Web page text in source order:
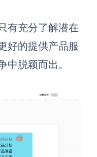
有充分了解潜在
好的提供产品服
中脱颖而出。